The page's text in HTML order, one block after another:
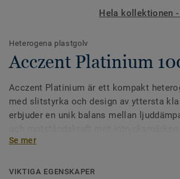
Hela kollektionen
Heterogena plastgolv
Acczent Platinium
Acczent Platinium är ett kompakt
med slitstyrka och design av yttersta
erbjuder en unik balans mellan
Tektanium® för extrem hållbarhet och
Se mer
VIKTIGA EGENSKAPER